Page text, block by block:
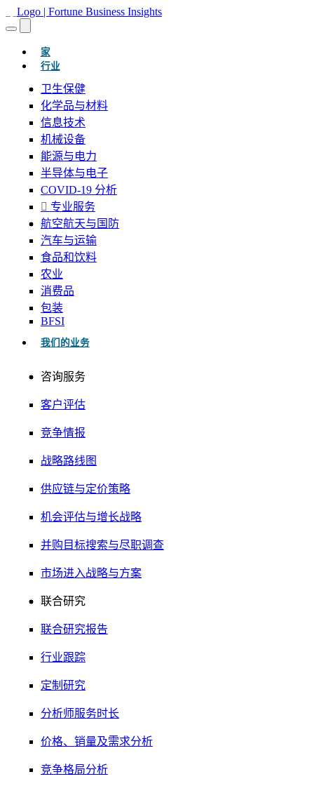
家(当前的)
行业
卫生保健
化学品与材料
信息技术
机械设备
能源与电力
半导体与电子
COVID-19 分析
专业服务
航空航天与国防
汽车与运输
食品和饮料
农业
消费品
包装
BFSI
我们的业务
咨询服务
客户评估
竞争情报
战略路线图
供应链与定价策略
机会评估与增长战略
并购目标搜索与尽职调查
市场进入战略与方案
联合研究
联合研究报告
行业跟踪
定制研究
分析师服务时长
价格、销量及需求分析
竞争格局分析